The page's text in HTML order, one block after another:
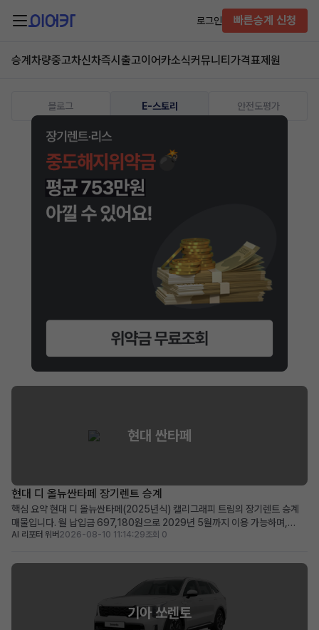
로그인 빠른승계 신청
승계차량중고차신차즉시출고이어카소식커뮤니티 가격표제원
블로그 E-스토리 안전도평가
현대 싼타페
현대 디 올뉴싼타페 장기렌트 승계
핵심 요약 현대 디 올뉴싼타페(2025년식) 캘리그래피 트림의 장기렌트 승계
매물입니다. 월 납입금 697,180원으로 2029년 5월까지 이용 가능하며,
336만원의 선납금 지원 혜택이 있습니다. 신차급 상태의 최상위 트림 차량을
고 품격 있는 SUV 라이프를 시작하려는 분께 이...
AI 리포터 위버 2026-08-10 11:14:29조회 0
기아 쏘렌토